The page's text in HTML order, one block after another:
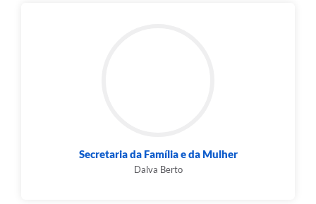
Secretaria da Família e da Mulher
Dalva Berto